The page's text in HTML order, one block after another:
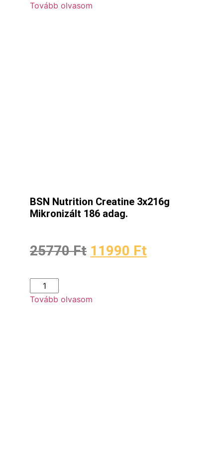
Tovább olvasom
BSN Nutrition Creatine 3x216g
Mikronizált 186 adag.
25770Ft 11990 Ft
Tovább olvasom